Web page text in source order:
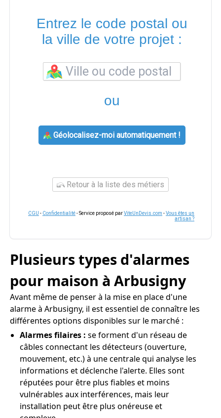
Entrez le code postal ou
la ville de votre projet :
ou
Géolocalisez-moi automatiquement !
Retour à la liste des métiers
CGU - Confidentialité- Service proposé parViteUnDevis.com -Vous êtes un
artisan ?
Plusieurs types d'alarmes
pour maison à Arbusigny
Avant même de penser à la mise en place d'une
alarme à Arbusigny, il est essentiel de connaître les
différentes options disponibles sur le marché :
Alarmes filaires : se forment d'un réseau de
câbles connectant les détecteurs (ouverture,
mouvement, etc.) à une centrale qui analyse les
informations et déclenche l'alerte. Elles sont
réputées pour être plus fiables et moins
vulnérables aux interférences, mais leur
installation peut être plus onéreuse et